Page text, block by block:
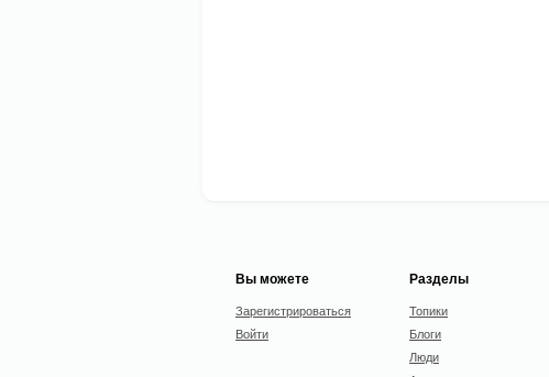
Вы можете
Зарегистрироваться
Войти
Разделы
Топики
Блоги
Люди